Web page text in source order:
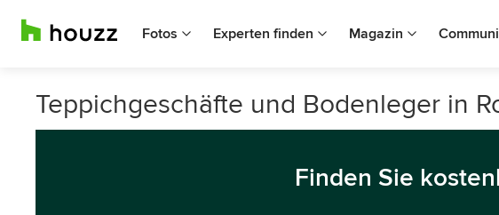
Fotos Experten finden Magazin
Teppichgeschäfte und Bodenleger in
Finden Sie